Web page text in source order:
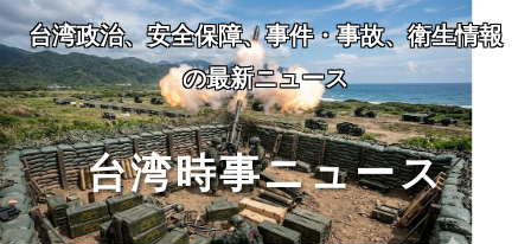
台湾政治、安全保障、事件・事故、衛生情報
の最新ニュース
台湾時事ニュース